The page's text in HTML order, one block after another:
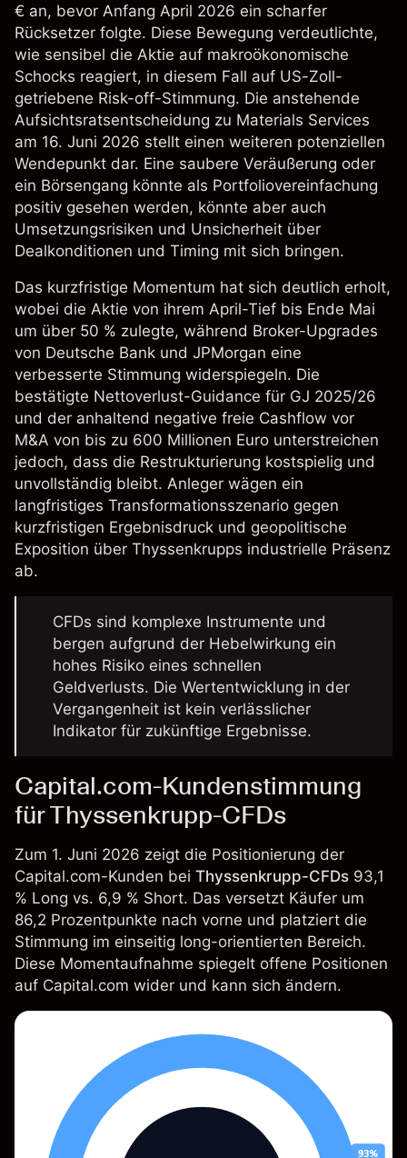
€ an, bevor Anfang April 2026 ein scharfer
Rücksetzer folgte. Diese Bewegung verdeutlichte,
wie sensibel die Aktie auf makroökonomische
Schocks reagiert, in diesem Fall auf US-Zoll-
getriebene Risk-off-Stimmung. Die anstehende
Aufsichtsratsentscheidung zu Materials Services
am 16. Juni 2026 stellt einen weiteren potenziellen
Wendepunkt dar. Eine saubere Veräußerung oder
ein Börsengang könnte als Portfoliovereinfachung
positiv gesehen werden, könnte aber auch
Umsetzungsrisiken und Unsicherheit über
Dealkonditionen und Timing mit sich bringen.
Das kurzfristige Momentum hat sich deutlich erholt,
wobei die Aktie von ihrem April-Tief bis Ende Mai
um über 50 % zulegte, während Broker-Upgrades
von Deutsche Bank und JPMorgan eine
verbesserte Stimmung widerspiegeln. Die
bestätigte Nettoverlust-Guidance für GJ 2025/26
und der anhaltend negative freie Cashflow vor
M&A von bis zu 600 Millionen Euro unterstreichen
jedoch, dass die Restrukturierung kostspielig und
unvollständig bleibt. Anleger wägen ein
langfristiges Transformationsszenario gegen
kurzfristigen Ergebnisdruck und geopolitische
Exposition über Thyssenkrupps industrielle Präsenz
ab.
CFDs sind komplexe Instrumente und
bergen aufgrund der Hebelwirkung ein
hohes Risiko eines schnellen
Geldverlusts. Die Wertentwicklung in der
Vergangenheit ist kein verlässlicher
Indikator für zukünftige Ergebnisse.
Capital.com-Kundenstimmung
für Thyssenkrupp-CFDs
Zum 1. Juni 2026 zeigt die Positionierung der
Capital.com-Kunden bei Thyssenkrupp-CFDs 93,1
% Long vs. 6,9 % Short. Das versetzt Käufer um
86,2 Prozentpunkte nach vorne und platziert die
Stimmung im einseitig long-orientierten Bereich.
Diese Momentaufnahme spiegelt offene Positionen
auf Capital.com wider und kann sich ändern.